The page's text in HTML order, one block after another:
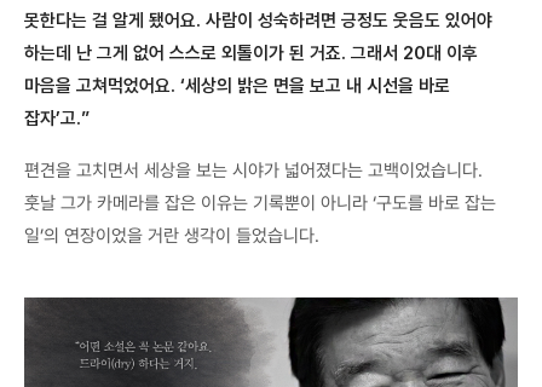
못한다는 걸 알게 됐어요. 사람이 성숙하려면 긍정도 웃음도 있어야
하는데 난 그게 없어 스스로 외톨이가 된 거죠. 그래서 20대 이후
마음을 고쳐먹었어요. ‘세상의 밝은 면을 보고 내 시선을 바로
잡자’고.”
편견을 고치면서 세상을 보는 시야가 넓어졌다는 고백이었습니다.
훗날 그가 카메라를 잡은 이유는 기록뿐이 아니라 ‘구도를 바로 잡는
일’의 연장이었을 거란 생각이 들었습니다.